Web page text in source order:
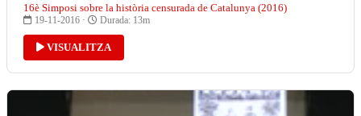
16è Simposi sobre la història censurada de Catalunya (2016)
19-11-2016 · Durada: 13m
VISUALITZA